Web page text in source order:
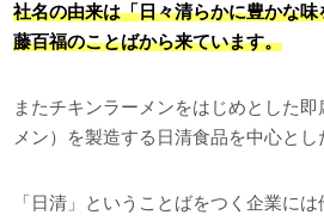
社名の由来は「日々清らかに豊かな
藤百福のことばから来ています。
またチキンラーメンをはじめとした
メン）を製造する日清食品を中心とし
「日清」ということばをつく企業に